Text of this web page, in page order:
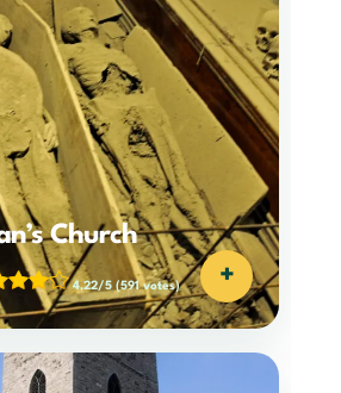
Church
4,22/5 (591 votes) +